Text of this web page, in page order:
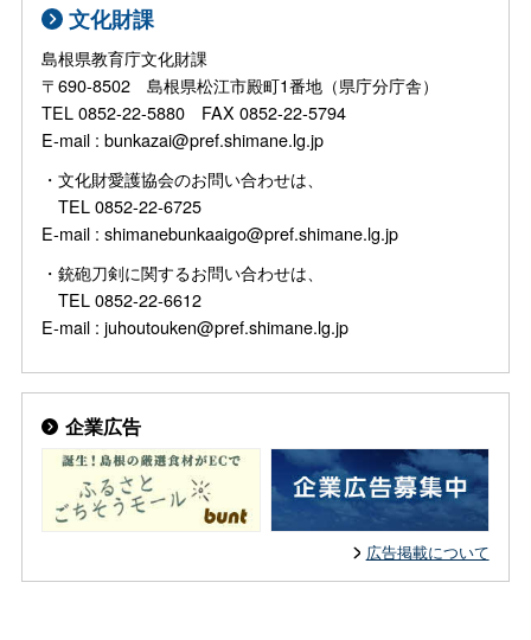
文化財課
島根県教育庁文化財課
〒690-8502 島根県松江市殿町1番地（県庁分庁舎）
TEL 0852-22-5880 FAX 0852-22-5794
E-mail : bunkazai@pref.shimane.lg.jp
・文化財愛護協会のお問い合わせは、
TEL 0852-22-6725
E-mail : shimanebunkaaigo@pref.shimane.lg.jp
・銃砲刀剣に関するお問い合わせは、
TEL 0852-22-6612
E-mail : juhoutouken@pref.shimane.lg.jp
企業広告
広告掲載について